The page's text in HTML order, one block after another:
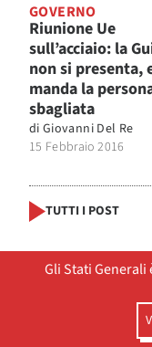
GOVERNO
Riunione Ue
sull’acciaio: la
non si presenta,
manda la
sbagliata
di Giovanni Del Re
15 Febbraio 2016
TUTTI I POST
Gli Stati